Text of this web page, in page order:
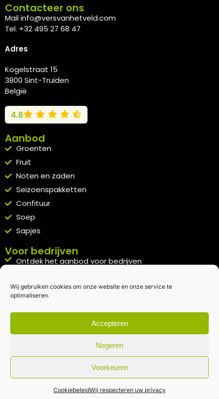
Wij gebruiken cookies om onze website en onze service te
optimaliseren.
Accepteren
Negeren
Voorkeuren
CookiebeleidWij respecteren uw privacy
Contacteer ons
Mail info@versvanhetveld.com
Tel. +32 495 27 68 47
Adres
Kogelstraat 15
3800 Sint-Truiden
België
4.8
Aanbod
Groenten
Fruit
Noten en zaden
Seizoenspakketten
Confituur
Soep
Sapjes
Voor bedrijven
Ontdek het aanbod voor bedrijven
Kennismakingspakket aanvragen
Blijft op de hoogte
Rechtstreeks van het veld naar je inbox.
Inschrijven nieuwsbrief
Algemene voorwaarden|Privacybeleid| gemaakt met door
creativitijd